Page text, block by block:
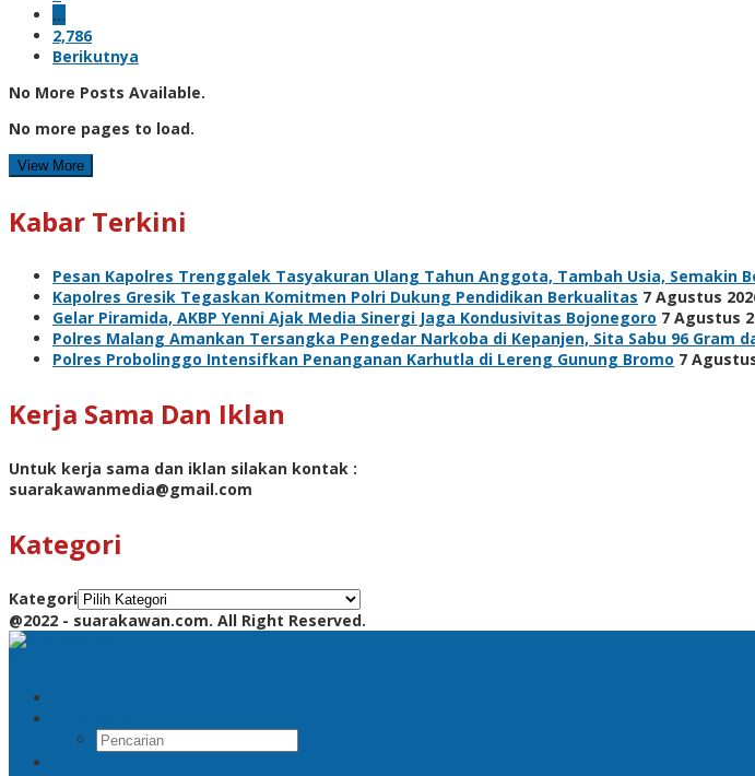
…
2,786
Berikutnya
No More Posts Available.
No more pages to load.
View More
Kabar Terkini
Pesan Kapolres Trenggalek Tasyakuran Ulang Tahun Anggota, Tambah Usia, Semakin
Kapolres Gresik Tegaskan Komitmen Polri Dukung Pendidikan Berkualitas 7 Agustus
Gelar Piramida, AKBP Yenni Ajak Media Sinergi Jaga Kondusivitas Bojonegoro 7 Agustus
Polres Malang Amankan Tersangka Pengedar Narkoba di Kepanjen, Sita Sabu 96 Gram
Polres Probolinggo Intensifkan Penanganan Karhutla di Lereng Gunung Bromo 7
Kerja Sama Dan Iklan
Untuk kerja sama dan iklan silakan kontak :
suarakawanmedia@gmail.com
Kategori
Kategori
@2022 - suarakawan.com. All Right Reserved.